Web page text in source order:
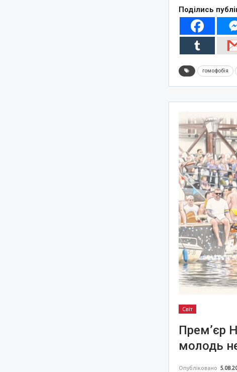
Поділись
гомофобія
Світ
Прем’єр
молодь
Опубліковано